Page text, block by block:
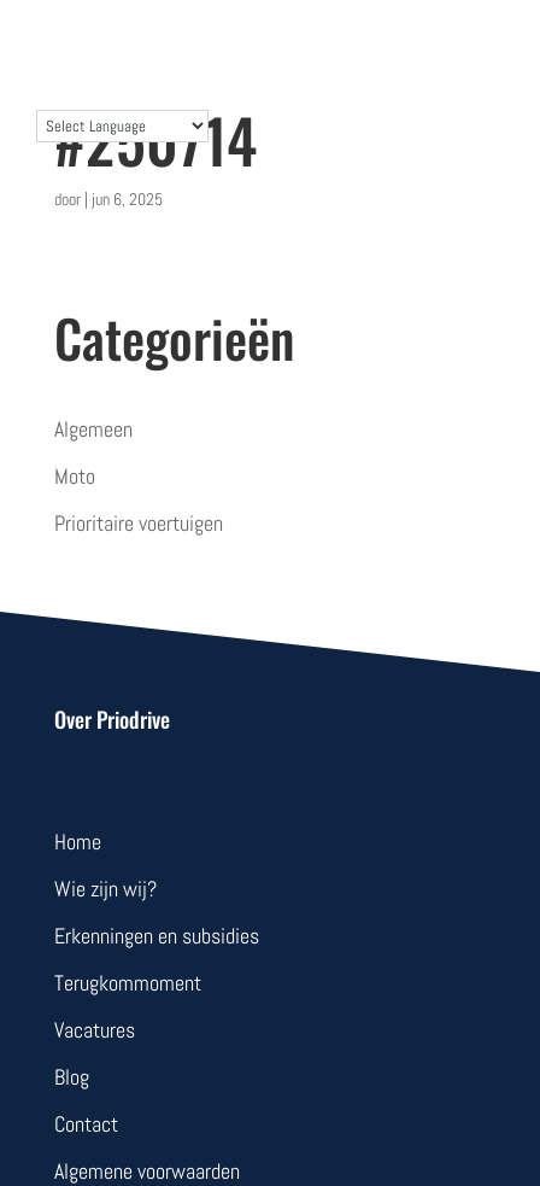
#250714
door | jun 6, 2025
Categorieën
Algemeen
Moto
Prioritaire voertuigen
Over Priodrive
Home
Wie zijn wij?
Erkenningen en subsidies
Terugkommoment
Vacatures
Blog
Contact
Algemene voorwaarden